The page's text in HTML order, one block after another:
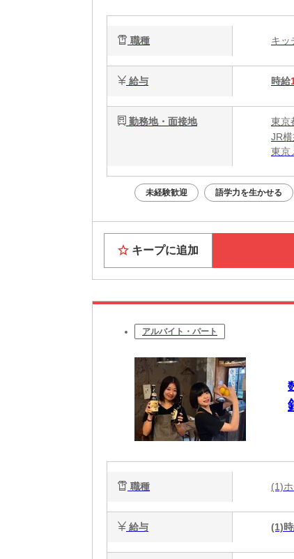
職種 キ
給与 時給
勤務地・面接地
東京
JR
東京
未経験歓迎 語学力を生かせる
キープに追加
アルバイト・パート
職種 (1)
給与 (1)